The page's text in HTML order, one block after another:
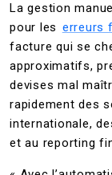
La gestion
pour les erreurs
facture qui se
approximatifs,
devises mal
rapidement des
internationale,
et au reporting